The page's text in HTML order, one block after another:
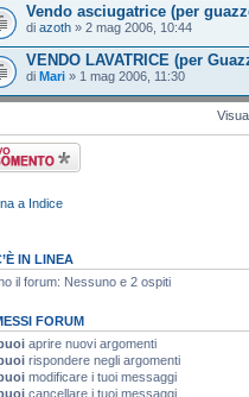
Vendo asciugatrice (per
di azoth » 2 mag 2006, 10:44
VENDO LAVATRICE (per
di Mari » 1 mag 2006, 11:30
nuovo
a Indice
IN LINEA
il forum: Nessuno e 2 ospiti
FORUM
aprire nuovi argomenti
rispondere negli argomenti
modificare i tuoi messaggi
cancellare i tuoi messaggi